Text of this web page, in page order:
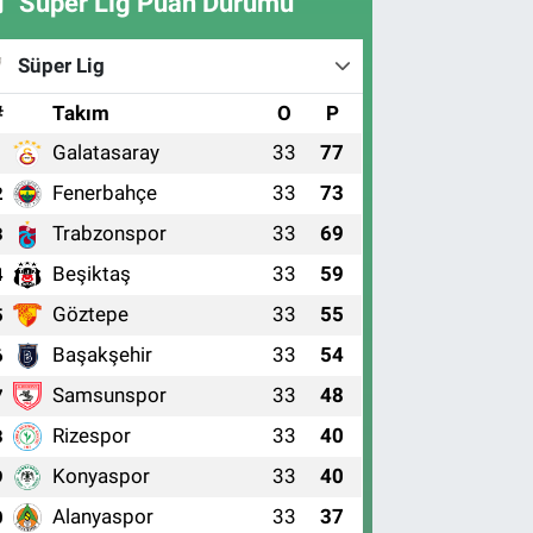
Süper Lig
Takım O P
Galatasaray 33 77
Fenerbahçe 33 73
Trabzonspor 33 69
Beşiktaş 33 59
Göztepe 33 55
Başakşehir 33 54
Samsunspor 33 48
Rizespor 33 40
Konyaspor 33 40
Alanyaspor 33 37